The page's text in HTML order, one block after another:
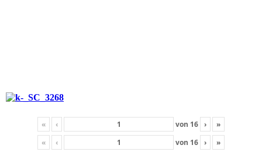
« ‹ von 16 ›
»
«
‹ von 16 › »